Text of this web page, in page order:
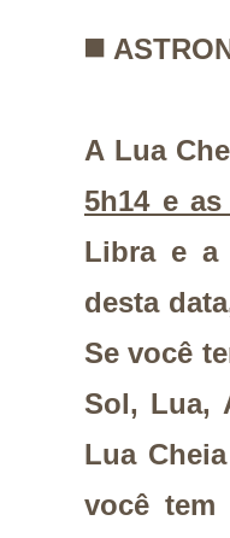
◼️
A Lua
5h14 e as
Libra e a
desta
Se você
Sol, Lua,
Lua
você tem